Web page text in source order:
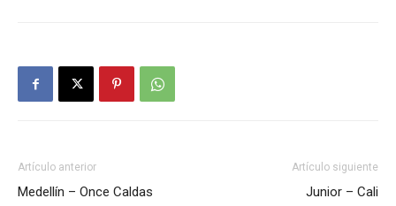
Artículo anterior
Medellín – Once Caldas
Artículo siguiente
Junior – Cali